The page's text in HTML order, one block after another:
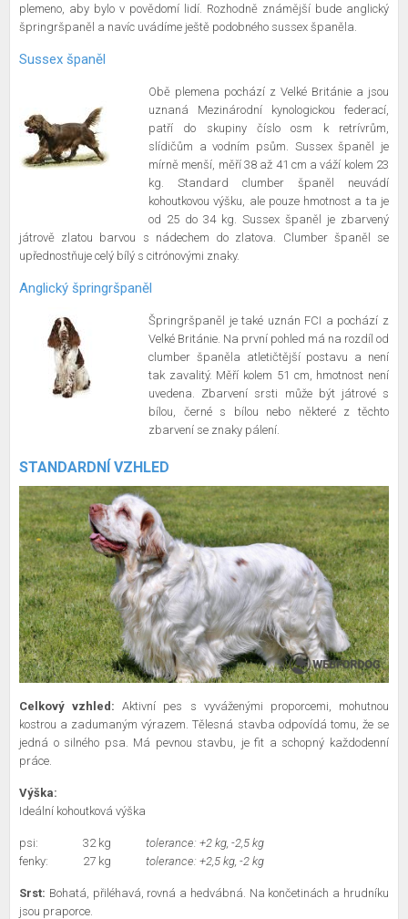
plemeno, aby bylo v povědomí lidí. Rozhodně známější bude anglický
špringršpaněl a navíc uvádíme ještě podobného sussex španěla.
Sussex španěl
Obě plemena pochází z Velké Británie a jsou
uznaná Mezinárodní kynologickou federací,
patří do skupiny číslo osm k retrívrům,
slídičům a vodním psům. Sussex španěl je
mírně menší, měří 38 až 41 cm a váží kolem 23
kg. Standard clumber španěl neuvádí
kohoutkovou výšku, ale pouze hmotnost a ta je
od 25 do 34 kg. Sussex španěl je zbarvený
játrově zlatou barvou s nádechem do zlatova. Clumber španěl se
upřednostňuje celý bílý s citrónovými znaky.
Anglický špringršpaněl
Špringršpaněl je také uznán FCI a pochází z
Velké Británie. Na první pohled má na rozdíl od
clumber španěla atletičtější postavu a není
tak zavalitý. Měří kolem 51 cm, hmotnost není
uvedena. Zbarvení srsti může být játrové s
bílou, černé s bílou nebo některé z těchto
zbarvení se znaky pálení.
STANDARDNÍ VZHLED
Celkový vzhled:
Aktivní pes s vyváženými proporcemi, mohutnou
kostrou a zadumaným výrazem. Tělesná stavba odpovídá tomu, že se
jedná o silného psa. Má pevnou stavbu, je fit a schopný každodenní
práce.
Výška:
Ideální kohoutková výška
psi: 32 kg
tolerance: +2 kg, -2,5 kg
fenky:
27 kg tolerance: +2,5 kg, -2 kg
Srst: Bohatá, přiléhavá, rovná a hedvábná. Na končetinách a hrudníku
jsou praporce.